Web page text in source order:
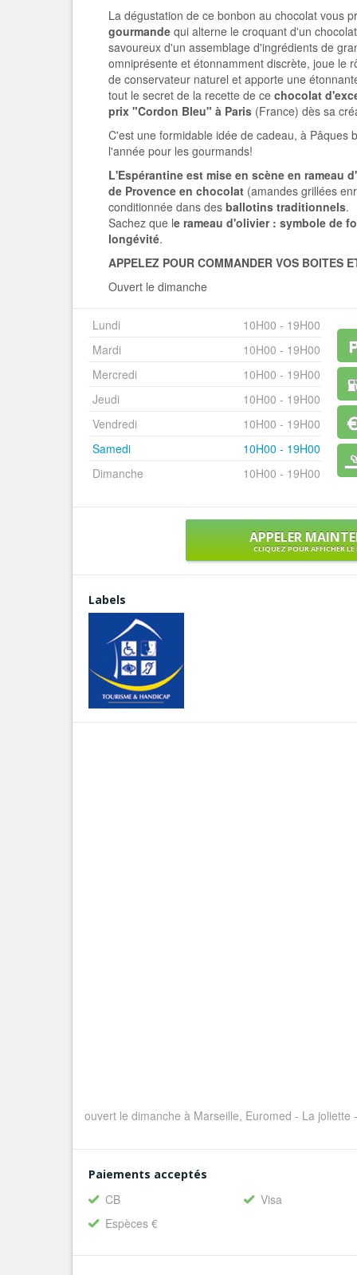
La dégustation de ce bonbon au chocolat vous
gourmande qui alterne le croquant d'un
savoureux d'un assemblage d'ingrédients de
omniprésente et étonnamment discrète, joue le
de conservateur naturel et apporte une
tout le secret de la recette de ce chocolat
prix "Cordon Bleu" à Paris (France) dès sa
C'est une formidable idée de cadeau, à Pâques
l'année pour les gourmands!
L'Espérantine est mise en scène en rameau
de Provence en chocolat (amandes grillées
conditionnée dans des ballotins traditionnels.
Sachez que le rameau d'olivier : symbole de
longévité.
APPELEZ POUR COMMANDER VOS BOITES
Ouvert le dimanche
Lundi
10H00 - 19H00
Mardi
10H00 - 19H00
Mercredi
10H00 - 19H00
Jeudi
10H00 - 19H00
Vendredi
10H00 - 19H00
Samedi
10H00 - 19H00
Dimanche
10H00 - 19H00
APPELER
CLIQUEZ POUR AFFICHER
Labels
ouvert le dimanche à Marseille, Euromed - La joliette -
Paiements acceptés
CB
Visa
Espèces €